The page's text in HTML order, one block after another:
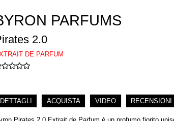
PARFUMS
2.0
DE PARFUM
DETTAGLI ACQUISTA VIDEO RECENSIONI